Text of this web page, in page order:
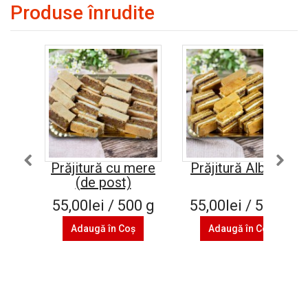
Produse înrudite
Prăjitură cu mere
(de post)
55,00lei / 500 g
Adaugă în Coş
Prăjitură Albinița
55,00lei / 500 g
Adaugă în Coş